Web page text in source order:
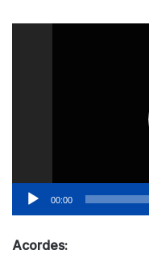
00:00
Acordes: